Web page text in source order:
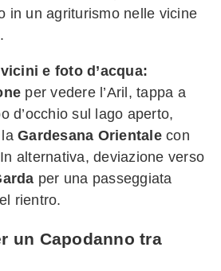
in un agriturismo nelle vicine
e foto d’acqua:
per vedere l’Aril, tappa a
d’occhio sul lago aperto,
Gardesana Orientalecon
alternativa, deviazione verso
per una passeggiata
rientro.
un Capodanno tra